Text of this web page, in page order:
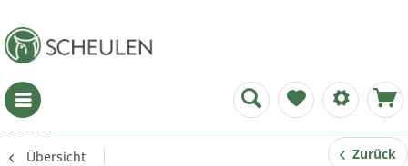
Menü
Übersicht Zurück